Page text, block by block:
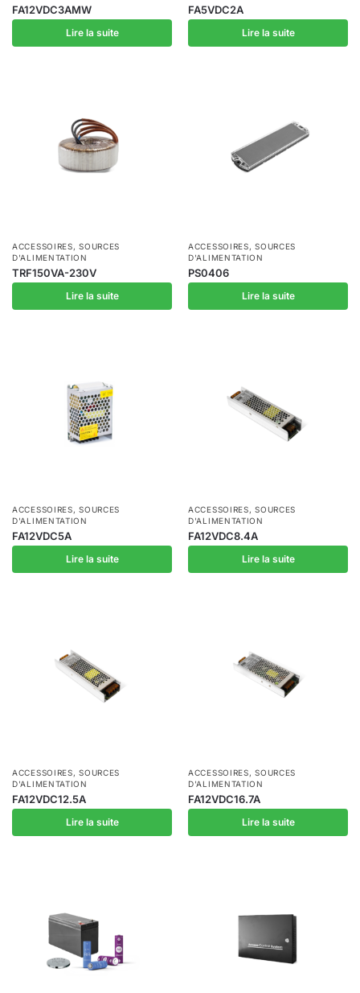
FA12VDC3AMW
Lire la suite
FA5VDC2A
Lire la suite
ACCESSOIRES,SOURCES
D'ALIMENTATION
TRF150VA-230V
Lire la suite
ACCESSOIRES,SOURCES
D'ALIMENTATION
PS0406
Lire la suite
ACCESSOIRES,SOURCES
D'ALIMENTATION
FA12VDC5A
Lire la suite
ACCESSOIRES,SOURCES
D'ALIMENTATION
FA12VDC8.4A
Lire la suite
ACCESSOIRES,SOURCES
D'ALIMENTATION
FA12VDC12.5A
Lire la suite
ACCESSOIRES,SOURCES
D'ALIMENTATION
FA12VDC16.7A
Lire la suite